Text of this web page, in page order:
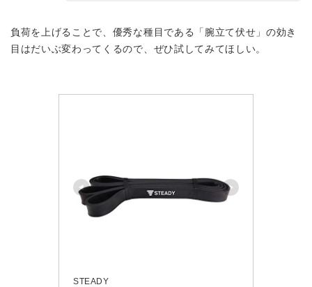
負荷を上げることで、優秀な種目である「腕立て伏せ」の効き
目はだいぶ変わってくるので、ぜひ試してみてほしい。
STEADY